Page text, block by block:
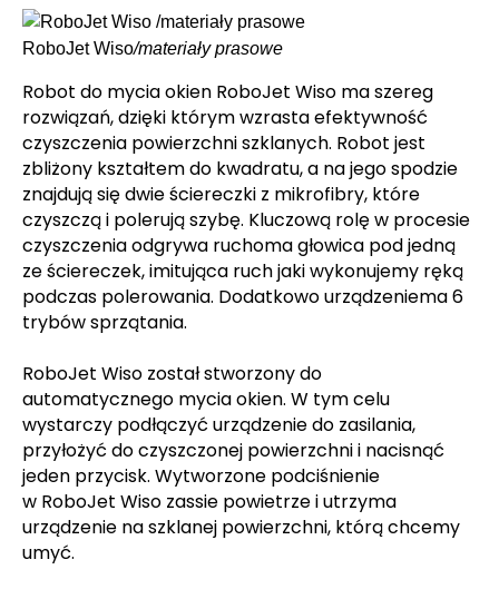
RoboJet Wiso/materiały prasowe
Robot do mycia okien RoboJet Wiso ma szereg
rozwiązań, dzięki którym wzrasta efektywność
czyszczenia powierzchni szklanych. Robot jest
zbliżony kształtem do kwadratu, a na jego spodzie
znajdują się dwie ściereczki z mikrofibry, które
czyszczą i polerują szybę. Kluczową rolę w procesie
czyszczenia odgrywa ruchoma głowica pod jedną
ze ściereczek, imitująca ruch jaki wykonujemy ręką
podczas polerowania. Dodatkowourządzeniema 6
trybów sprzątania.
RoboJet Wiso został stworzony do
automatycznego mycia okien. W tym celu
wystarczy podłączyć urządzenie do zasilania,
przyłożyć do czyszczonej powierzchni i nacisnąć
jeden przycisk. Wytworzone podciśnienie
w RoboJet Wiso zassie powietrze i utrzyma
urządzenie na szklanej powierzchni, którą chcemy
umyć.